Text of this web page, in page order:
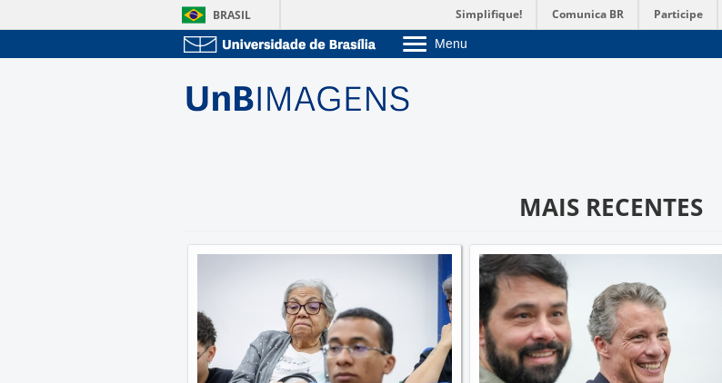
BRASIL Simplifique! Comunica BR Participe
Menu
MAIS RECENTES